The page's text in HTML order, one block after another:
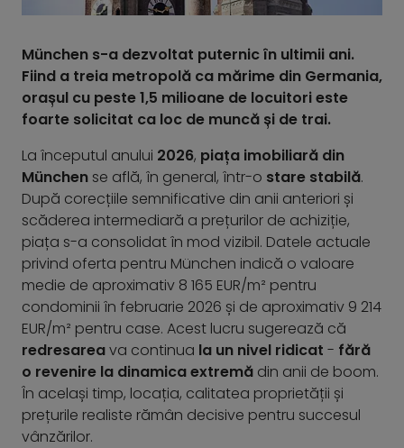
München s-a dezvoltat puternic în ultimii ani.
Fiind a treia metropolă ca mărime din Germania,
orașul cu peste 1,5 milioane de locuitori este
foarte solicitat ca loc de muncă și de trai.
La începutul anului 2026, piața imobiliară din
München se află, în general, într-o stare stabilă.
După corecțiile semnificative din anii anteriori și
scăderea intermediară a prețurilor de achiziție,
piața s-a consolidat în mod vizibil. Datele actuale
privind oferta pentru München indică o valoare
medie de aproximativ 8 165 EUR/m² pentru
condominii în februarie 2026 și de aproximativ 9 214
EUR/m² pentru case. Acest lucru sugerează că
redresareava continua la un nivel ridicat - fără
o revenire la dinamica extremă din anii de boom.
În același timp, locația, calitatea proprietății și
prețurile realiste rămân decisive pentru succesul
vânzărilor.